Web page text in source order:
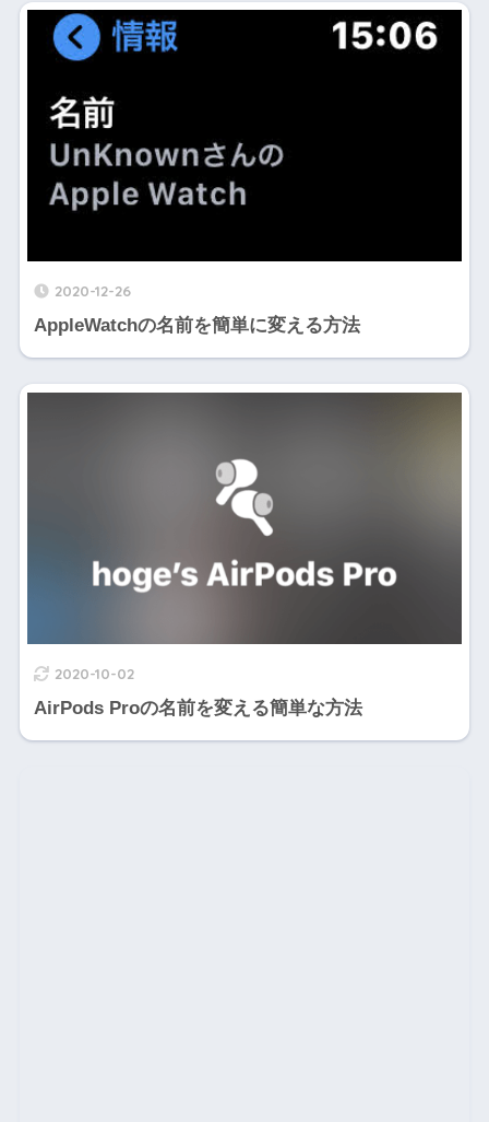
2020-12-26
AppleWatchの名前を簡単に変える方法
2020-10-02
AirPods Proの名前を変える簡単な方法